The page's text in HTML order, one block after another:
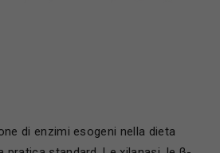
di enzimi esogeni nella dieta